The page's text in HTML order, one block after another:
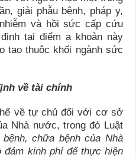
giải phẫu bệnh, pháp y,
và hồi sức cấp cứu
tại điểm a khoản này
tạo thuộc khối ngành sức
về tài chính
về tự chủ đối với cơ sở
Nhà nước, trong đó Luật
chữa bệnh của Nhà
kinh phí để thực hiện